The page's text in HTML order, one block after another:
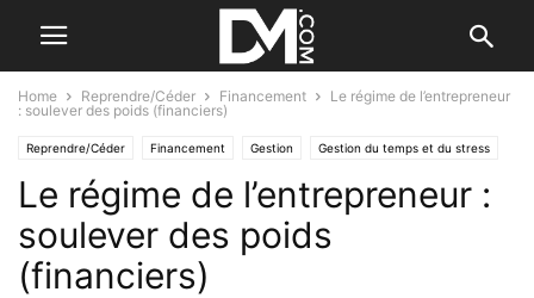
Home Reprendre/Céder Financement
Le régime de l’entrepreneur
: soulever des poids (financiers)
Reprendre/Céder Financement Gestion Gestion du temps et du stress
La trésorerie Le B.A. BA de la gestion Le B.A. BA du financement
Personnel Santé et bien-être
Le régime de l’entrepreneur :
soulever des poids
(financiers)